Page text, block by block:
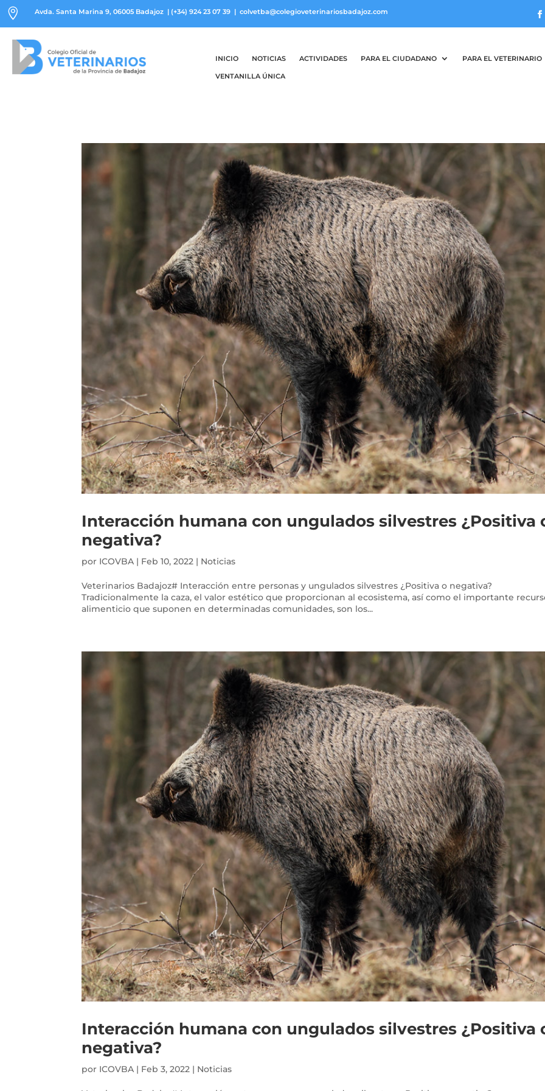
 Avda. Santa Marina 9, 06005 Badajoz | (+34) 924 23 07 39 | colvetba@colegioveterinariosbadajoz.com
INICIO NOTICIAS ACTIVIDADES PARA EL CIUDADANO PARA EL VETERINARIO
VENTANILLA ÚNICA
Interacción humana con ungulados silvestres ¿Positiva
negativa?
por ICOVBA | Feb 10, 2022 | Noticias
Veterinarios Badajoz# Interacción entre personas y ungulados silvestres ¿Positiva o negativa?
Tradicionalmente la caza, el valor estético que proporcionan al ecosistema, así como el importante
alimenticio que suponen en determinadas comunidades, son los...
Interacción humana con ungulados silvestres ¿Positiva
negativa?
por ICOVBA | Feb 3, 2022 | Noticias